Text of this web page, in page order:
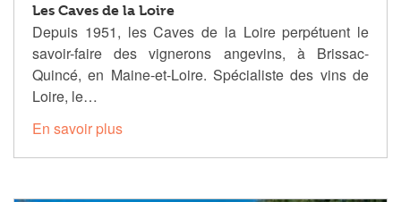
Les Caves de la Loire
Depuis 1951, les Caves de la Loire perpétuent le
savoir-faire des vignerons angevins, à Brissac-
Quincé, en Maine-et-Loire. Spécialiste des vins de
Loire, le…
En savoir plus